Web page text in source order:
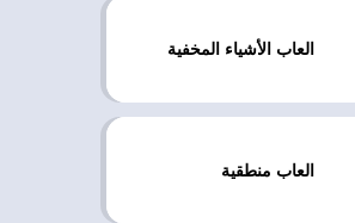
العاب الأشياء المخفية
العاب منطقية